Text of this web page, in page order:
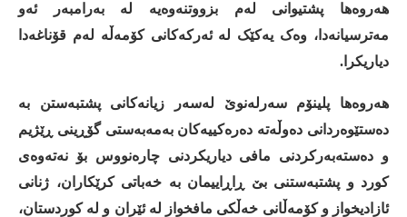
هەروەها
پشتیوانی لەم بزووتنەوەیە لە بەرامبەر
ئەو
مەترسیانەدا، وەک یەکێک لە ئەرکەکانی کۆمەڵە لەم قۆناغەدا
دیاریکرا .
هەروەها پلینۆم سەرلەنوێ لەسەر زیانەکانی پشتبەستن
بە
دەستێوەردانی دەوڵەتە دەرەکییەکان بەمەبەستی گۆڕینی ڕێژیم
و دەستەبەرکردنی مافی دیاریکردنی چارەنووس بۆ نەتەوەی
کورد و پشتبەستنی بێ ڕاڕاییمان بە خەباتی کرێکاران، ژنانی
ئازادیخواز و کۆمەڵانی خەڵکی مافخواز لە ئێران و لە کوردستان،